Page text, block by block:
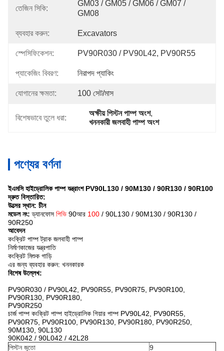
তেজিন সিকি:
GM03 / GM05 / GM06 / GM07 /
GM08
ব্যবহার করুন: Excavators
স্পেসিফিকেশন: PV90R030 / PV90L42, PV90R55
প্যাকেজিং বিবরণ: নিরাপদ প্যাকিং
যোগানের ক্ষমতা: 100 সেট/মাস
বিশেষভাবে তুলে ধরা:
অক্ষীয় পিস্টন পাম্প অংশ,
খননকারী জলবাহী পাম্প অংশ
পণ্যের বর্ণনা
ইএমসি হাইড্রোলিক পাম্প যন্ত্রাংশ PV90L130 / 90M130 / 90R130 / 90R100
দ্রুত বিস্তারিত:
উত্সের স্থান: চীন
মডেল নং: ড্যানফোস পিভি 90আর 100 / 90L130 / 90M130 / 90R130 /
90R250
আবেদন
কংক্রিট পাম্প ট্রাক জলবাহী পাম্প
নির্মাণকাজের যন্ত্রপাতি
কংক্রিট মিশুক গাড়ি
এর জন্য ব্যবহার করুন: খননকারক
বিশেষ উল্লেখ:
PV90R030 / PV90L42, PV90R55, PV90R75, PV90R100,
PV90R130, PV90R180,
PV90R250
চার্জ পাম্প কংক্রিট পাম্প হাইড্রোলিক গিয়ার পাম্প PV90L42, PV90R55,
PV90R75, PV90R100, PV90R130, PV90R180, PV90R250,
90M130, 90L130
90K042 / 90L042 / 42L28
পিস্টন জুতো
9